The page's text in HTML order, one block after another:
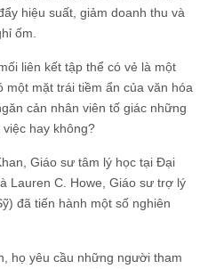
hiệu suất, giảm doanh thu và
ốm.
liên kết tập thể có vẻ là một
một mặt trái tiềm ẩn của văn hóa
cản nhân viên tố giác những
hay không?
Giáo sư tâm lý học tại Đại
Lauren C. Howe, Giáo sư trợ lý
đã tiến hành một số nghiên
họ yêu cầu những người tham